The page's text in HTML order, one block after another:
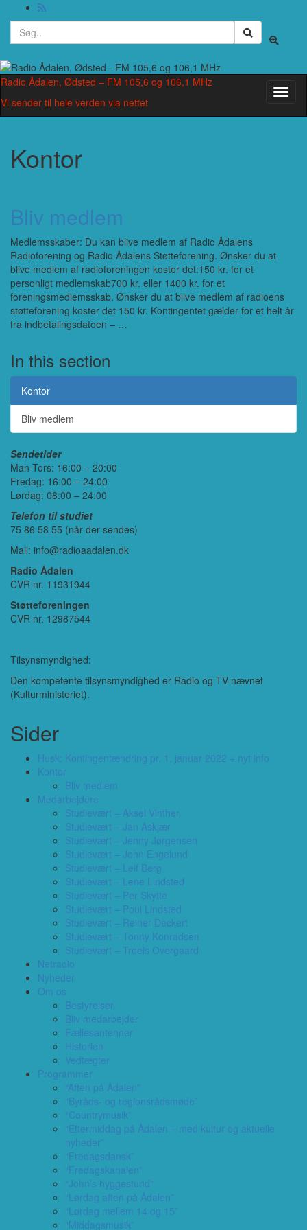
Toggle
Search
for:
Radio Ådalen, Ødsted – FM 105,6 og 106,1 MHz
Vi sender til hele verden via nettet
Kontor
Bliv medlem
Medlemsskaber: Du kan blive medlem af Radio Ådalens
Radioforening og Radio Ådalens Støtteforening. Ønsker du at
blive medlem af radioforeningen koster det:150 kr. for et
personligt medlemskab700 kr. eller 1400 kr. for et
foreningsmedlemsskab. Ønsker du at blive medlem af radioens
støtteforening koster det 150 kr. Kontingentet gælder for et helt år
fra indbetalingsdatoen – …
In this section
Kontor
Bliv medlem
Sendetider
Man-Tors: 16:00 – 20:00
Fredag: 16:00 – 24:00
Lørdag: 08:00 – 24:00
Telefon til studiet
75 86 58 55 (når der sendes)
Mail: info@radioaadalen.dk
Radio Ådalen
CVR nr. 11931944
Støtteforeningen
CVR nr. 12987544
Tilsynsmyndighed:
Den kompetente tilsynsmyndighed er Radio og TV-nævnet
(Kulturministeriet).
Sider
Husk: Kontingentændring pr. 1. januar 2022 + nyt info
Kontor
Bliv medlem
Medarbejdere
Studievært – Aksel Vinther
Studievært – Jan Askjær
Studievært – Jenny Jørgensen
Studievært – John Engelund
Studievært – Leif Berg
Studievært – Lene Lindsted
Studievært – Per Skytte
Studievært – Poul Lindsted
Studievært – Reiner Deckert
Studievært – Tonny Konradsen
Studievært – Troels Overgaard
Netradio
Nyheder
Om os
Bestyrelser
Bliv medarbejder
Fællesantenner
Historien
Vedtægter
Programmer
“Aften på Ådalen”
“Byråds- og regionsrådsmøde”
“Countrymusik”
“Eftermiddag på Ådalen – med kultur og aktuelle
nyheder”
“Fredagsdansk”
“Fredagskanalen”
“John’s hyggestund”
“Lørdag aften på Ådalen”
“Lørdag mellem 14 og 15”
“Middagsmusik”